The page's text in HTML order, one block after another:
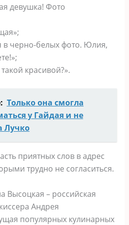
девушка! Фото
в черно-белых фото. Юлия,
красивой?».
Только она смогла
у Гайдая и не
Лучко
приятных слов в адрес
трудно не согласиться.
Высоцкая – российская
Андрея
популярных кулинарных